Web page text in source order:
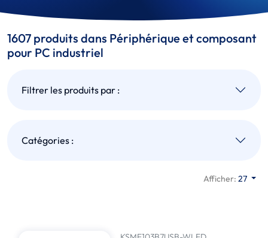
1607 produits dans Périphérique et composant
pour PC industriel
Filtrer les produits par :
Catégories :
Afficher:27